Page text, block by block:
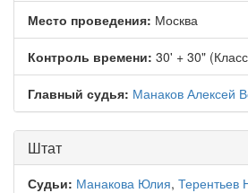
Место проведения: Москва
Контроль времени: 30' + 30"
Главный судья: Манаков Алексей
Штат
Судьи: Манакова Юлия, Терентьев